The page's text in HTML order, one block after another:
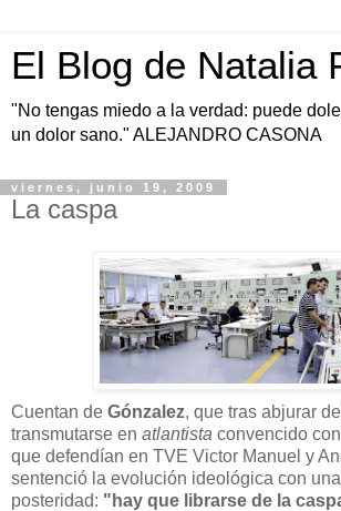
El Blog de Natalia
"No tengas miedo a la verdad: puede
un dolor sano." ALEJANDRO CASONA
viernes, junio 19, 2009
La caspa
Cuentan de Gónzalez, que tras abjurar
transmutarse en atlantista convencido
que defendían en TVE Victor Manuel y
sentenció la evolución ideológica con
posteridad: "hay que librarse de la